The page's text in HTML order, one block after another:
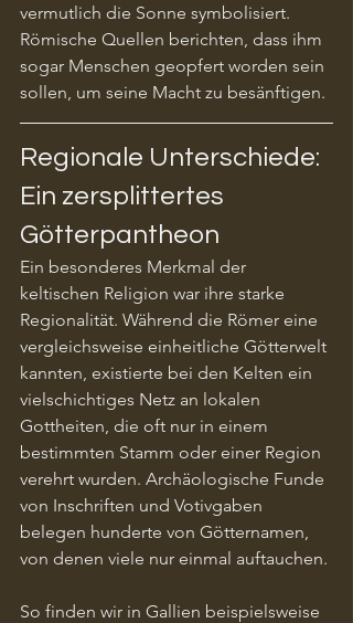
vermutlich die Sonne symbolisiert.
Römische Quellen berichten, dass ihm
sogar Menschen geopfert worden sein
sollen, um seine Macht zu besänftigen.
Regionale Unterschiede:
Ein zersplittertes
Götterpantheon
Ein besonderes Merkmal der
keltischen Religion war ihre starke
Regionalität. Während die Römer eine
vergleichsweise einheitliche Götterwelt
kannten, existierte bei den Kelten ein
vielschichtiges Netz an lokalen
Gottheiten, die oft nur in einem
bestimmten Stamm oder einer Region
verehrt wurden. Archäologische Funde
von Inschriften und Votivgaben
belegen hunderte von Götternamen,
von denen viele nur einmal auftauchen.
So finden wir in Gallien beispielsweise